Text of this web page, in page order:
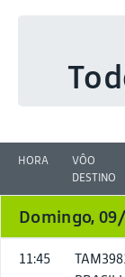
HORA
VÔO
DESTINO
Domingo,
11:45